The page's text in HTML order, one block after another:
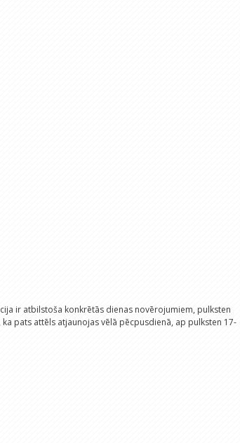
ir atbilstoša konkrētās dienas novērojumiem, pulksten
pats attēls atjaunojas vēlā pēcpusdienā, ap pulksten 17-